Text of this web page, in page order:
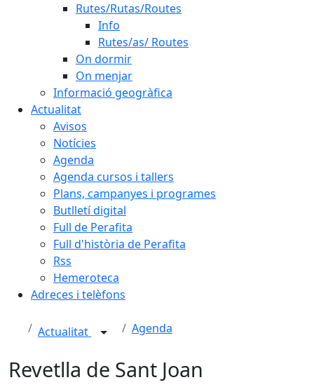
Rutes/Rutas/Routes
Info
Rutes/as/ Routes
On dormir
On menjar
Informació geogràfica
Actualitat
Avisos
Notícies
Agenda
Agenda cursos i tallers
Plans, campanyes i programes
Butlletí digital
Full de Perafita
Full d'història de Perafita
Rss
Hemeroteca
Adreces i telèfons
Actualitat Agenda
Revetlla de Sant Joan